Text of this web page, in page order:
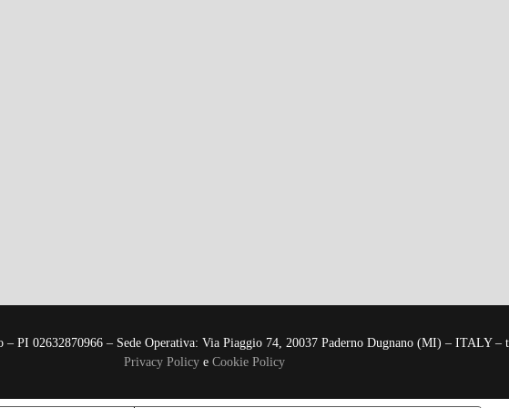
PI 02632870966 – Sede Operativa: Via Piaggio 74, 20037 Paderno Dugnano (MI) – ITALY –
Privacy Policye Cookie Policy